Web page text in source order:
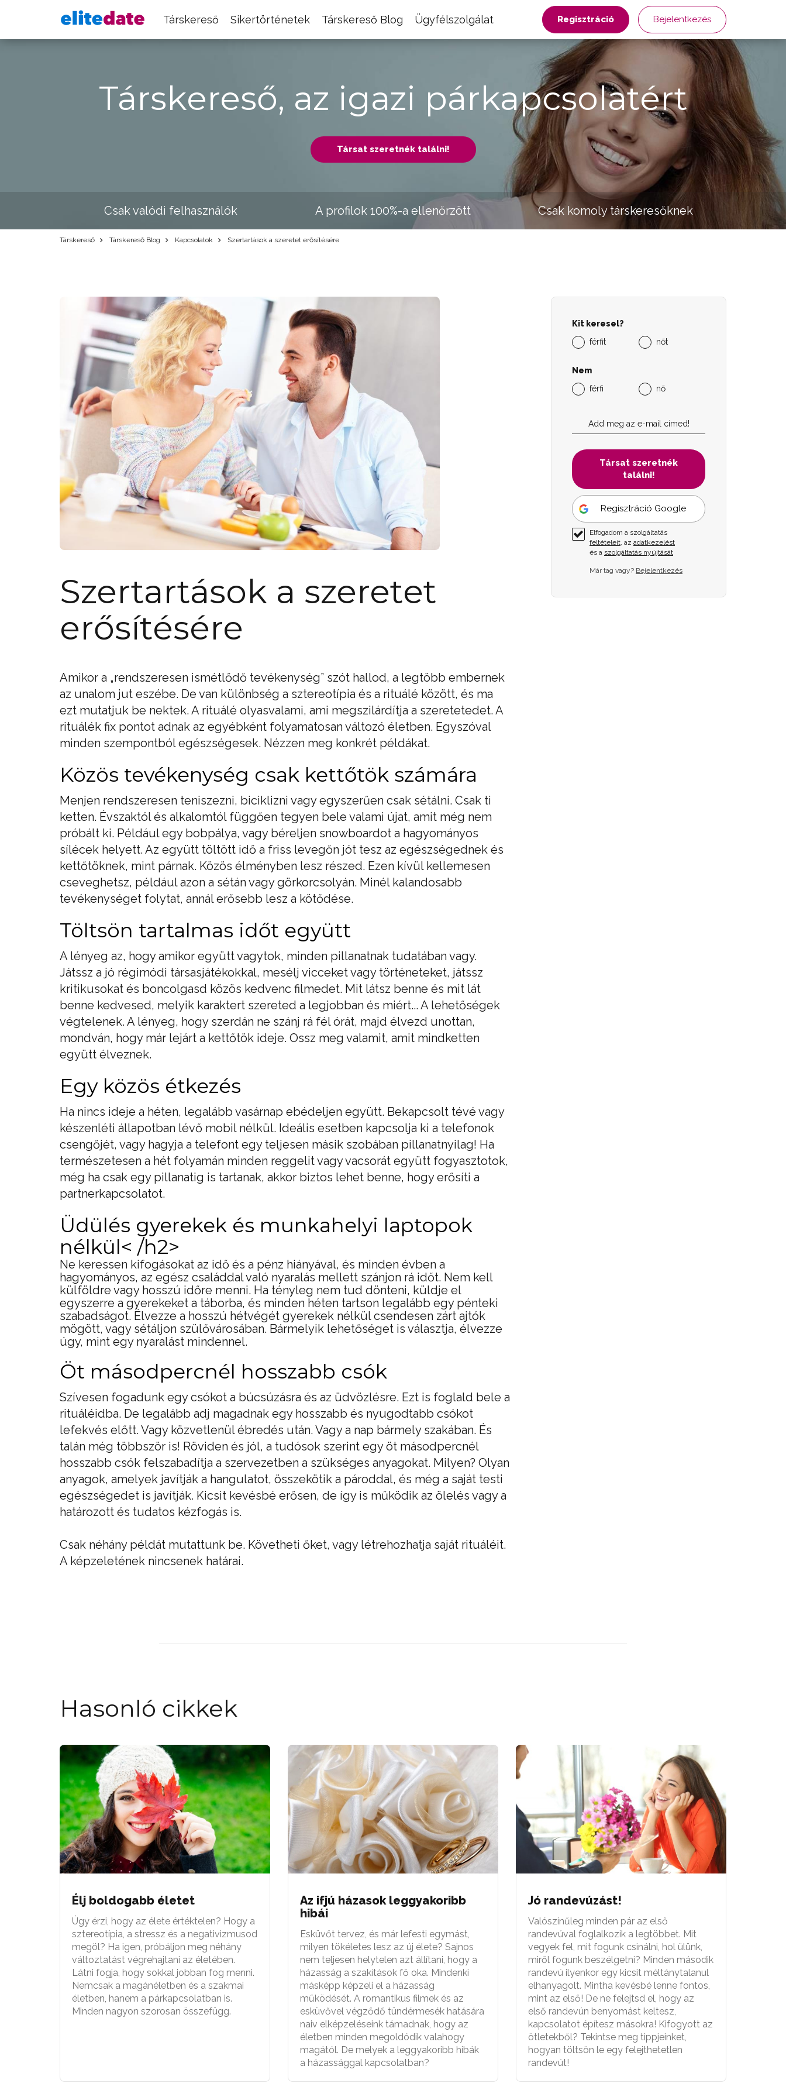
Társkereső Sikertörténetek Társkereső Blog Ügyfélszolgálat Regisztráció Bejelentkezés
Társkereső, az igazi párkapcsolatért
Társat szeretnék találni!
Csak valódi felhasználók A profilok 100%-a ellenőrzött Csak komoly társkeresőknek
Társkereső Társkereső Blog Kapcsolatok Szertartások a szeretet erősítésére
Szertartások a szeretet
erősítésére
Amikor a „rendszeresen ismétlődő tevékenység” szót hallod, a legtöbb embernek
az unalom jut eszébe. De van különbség a sztereotípia és a rituálé között, és ma
ezt mutatjuk be nektek. A rituálé olyasvalami, ami megszilárdítja a szeretetedet. A
rituálék fix pontot adnak az egyébként folyamatosan változó életben. Egyszóval
minden szempontból egészségesek. Nézzen meg konkrét példákat.
Közös tevékenység csak kettőtök számára
Menjen rendszeresen teniszezni, biciklizni vagy egyszerűen csak sétálni. Csak ti
ketten. Évszaktól és alkalomtól függően tegyen bele valami újat, amit még nem
próbált ki. Például egy bobpálya, vagy béreljen snowboardot a hagyományos
sílécek helyett. Az együtt töltött idő a friss levegőn jót tesz az egészségednek és
kettőtöknek, mint párnak. Közös élményben lesz részed. Ezen kívül kellemesen
cseveghetsz, például azon a sétán vagy görkorcsolyán. Minél kalandosabb
tevékenységet folytat, annál erősebb lesz a kötődése.
Töltsön tartalmas időt együtt
A lényeg az, hogy amikor együtt vagytok, minden pillanatnak tudatában vagy.
Játssz a jó régimódi társasjátékokkal, mesélj vicceket vagy történeteket, játssz
kritikusokat és boncolgasd közös kedvenc filmedet. Mit látsz benne és mit lát
benne kedvesed, melyik karaktert szereted a legjobban és miért... A lehetőségek
végtelenek. A lényeg, hogy szerdán ne szánj rá fél órát, majd élvezd unottan,
mondván, hogy már lejárt a kettőtök ideje. Ossz meg valamit, amit mindketten
együtt élveznek.
Egy közös étkezés
Ha nincs ideje a héten, legalább vasárnap ebédeljen együtt. Bekapcsolt tévé vagy
készenléti állapotban lévő mobil nélkül. Ideális esetben kapcsolja ki a telefonok
csengőjét, vagy hagyja a telefont egy teljesen másik szobában pillanatnyilag! Ha
természetesen a hét folyamán minden reggelit vagy vacsorát együtt fogyasztotok,
még ha csak egy pillanatig is tartanak, akkor biztos lehet benne, hogy erősíti a
partnerkapcsolatot.
Üdülés gyerekek és munkahelyi laptopok
nélkül< /h2>
Ne keressen kifogásokat az idő és a pénz hiányával, és minden évben a
hagyományos, az egész családdal való nyaralás mellett szánjon rá időt. Nem kell
külföldre vagy hosszú időre menni. Ha tényleg nem tud dönteni, küldje el
egyszerre a gyerekeket a táborba, és minden héten tartson legalább egy pénteki
szabadságot. Élvezze a hosszú hétvégét gyerekek nélkül csendesen zárt ajtók
mögött, vagy sétáljon szülővárosában. Bármelyik lehetőséget is választja, élvezze
úgy, mint egy nyaralást mindennel.
Öt másodpercnél hosszabb csók
Szívesen fogadunk egy csókot a búcsúzásra és az üdvözlésre. Ezt is foglald bele a
rituáléidba. De legalább adj magadnak egy hosszabb és nyugodtabb csókot
lefekvés előtt. Vagy közvetlenül ébredés után. Vagy a nap bármely szakában. És
talán még többször is! Röviden és jól, a tudósok szerint egy öt másodpercnél
hosszabb csók felszabadítja a szervezetben a szükséges anyagokat. Milyen? Olyan
anyagok, amelyek javítják a hangulatot, összekötik a pároddal, és még a saját testi
egészségedet is javítják. Kicsit kevésbé erősen, de így is működik az ölelés vagy a
határozott és tudatos kézfogás is.
Csak néhány példát mutattunk be. Követheti őket, vagy létrehozhatja saját rituáléit.
A képzeletének nincsenek határai.
Kit keresel?
férfit
nőt
Nem
férfi
nő
Társat szeretnék
találni!
Regisztráció Google
Elfogadom a szolgáltatás
feltételeit, az adatkezelést
és a szolgáltatás nyújtását
Már tag vagy? Bejelentkezés
Hasonló cikkek
Élj boldogabb életet
Úgy érzi, hogy az élete értéktelen? Hogy a
sztereotípia, a stressz és a negativizmusod
megöl? Ha igen, próbáljon meg néhány
változtatást végrehajtani az életében.
Látni fogja, hogy sokkal jobban fog menni.
Nemcsak a magánéletben és a szakmai
életben, hanem a párkapcsolatban is.
Minden nagyon szorosan összefügg.
Az ifjú házasok leggyakoribb
hibái
Esküvőt tervez, és már lefesti egymást,
milyen tökéletes lesz az új élete? Sajnos
nem teljesen helytelen azt állítani, hogy a
házasság a szakítások fő oka. Mindenki
másképp képzeli el a házasság
működését. A romantikus filmek és az
esküvővel végződő tündérmesék hatására
naiv elképzeléseink támadnak, hogy az
életben minden megoldódik valahogy
magától. De melyek a leggyakoribb hibák
a házassággal kapcsolatban?
Jó randevúzást!
Valószínűleg minden pár az első
randevúval foglalkozik a legtöbbet. Mit
vegyek fel, mit fogunk csinálni, hol ülünk,
miről fogunk beszélgetni? Minden második
randevú ilyenkor egy kicsit méltánytalanul
elhanyagolt. Mintha kevésbé lenne fontos,
mint az első! De ne felejtsd el, hogy az
első randevún benyomást keltesz,
kapcsolatot építesz másokra! Kifogyott az
ötletekből? Tekintse meg tippjeinket,
hogyan töltsön le egy felejthetetlen
randevút!